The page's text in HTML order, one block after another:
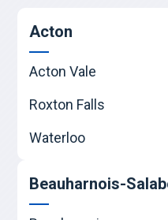
Acton
Acton Vale
Roxton Falls
Waterloo
Beauharnois-